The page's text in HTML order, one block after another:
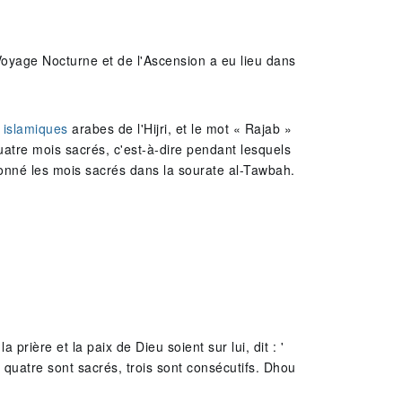
Nocturne et de l'Ascension a eu lieu dans
arabes de l'Hijri, et le mot « Rajab »
mois sacrés, c'est-à-dire pendant lesquels
les mois sacrés dans la sourate al-Tawbah.
prière et la paix de Dieu soient sur lui, dit : '
sont sacrés, trois sont consécutifs. Dhou